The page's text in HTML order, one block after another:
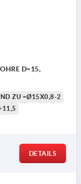
D=15,
ZU =Ø15X0,8-2
DETAILS